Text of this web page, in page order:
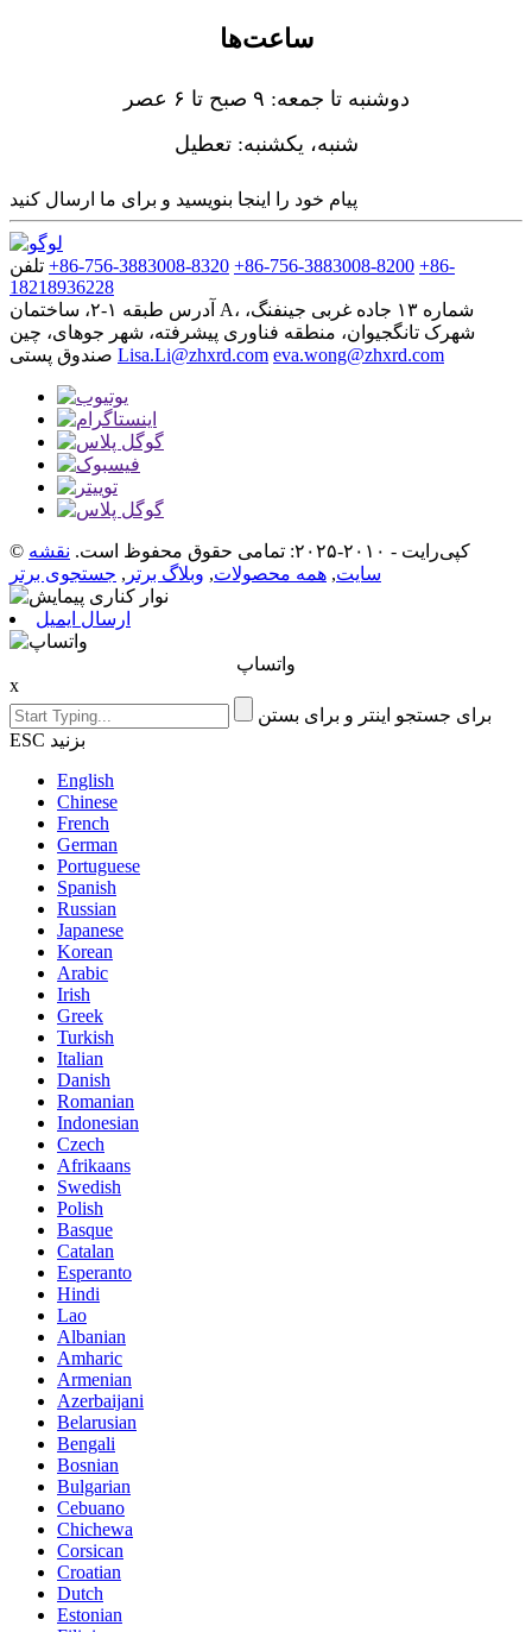
ساعت‌ها
دوشنبه تا جمعه: ۹ صبح تا ۶ عصر
شنبه، یکشنبه: تعطیل
پیام خود را اینجا بنویسید و برای ما ارسال کنید
تلفن ‎+86-756-3883008-8320‎ ‎+86-756-3883008-8200‎ ‎+86-
18218936228‎
آدرس
طبقه ۱-۲، ساختمان A، شماره ۱۳ جاده غربی جینفنگ،
شهرک تانگجیوان، منطقه فناوری پیشرفته، شهر جوهای، چین
صندوق پستی Lisa.Li@zhxrd.com eva.wong@zhxrd.com
© کپی‌رایت - ۲۰۱۰-۲۰۲۵: تمامی حقوق محفوظ است.
نقشه
سایت, همه محصولات, وبلاگ برتر , جستجوی برتر
ارسال ایمیل
واتساپ
x
برای جستجو اینتر و برای بستن
ESC بزنید
English
Chinese
French
German
Portuguese
Spanish
Russian
Japanese
Korean
Arabic
Irish
Greek
Turkish
Italian
Danish
Romanian
Indonesian
Czech
Afrikaans
Swedish
Polish
Basque
Catalan
Esperanto
Hindi
Lao
Albanian
Amharic
Armenian
Azerbaijani
Belarusian
Bengali
Bosnian
Bulgarian
Cebuano
Chichewa
Corsican
Croatian
Dutch
Estonian